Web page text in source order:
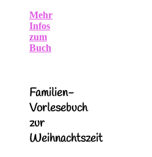
Mehr
Infos
zum
Buch
Familien-
Vorlesebuch
zur
Weihnachtszeit